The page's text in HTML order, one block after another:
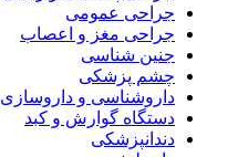
جراحی عمومی
جراحی مغز و اعصاب
جنین شناسی
چشم پزشکی
داروشناسی و داروسازی
دستگاه گوارش و کبد
دندانپزشکی